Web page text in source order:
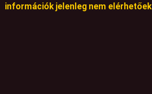
információk jelenleg nem elérhetőek